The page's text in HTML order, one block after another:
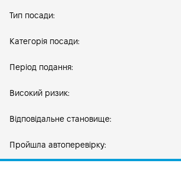
Тип посади:
Категорія посади:
Період подання:
Високий ризик:
Відповідальне становище:
Пройшла автоперевірку: